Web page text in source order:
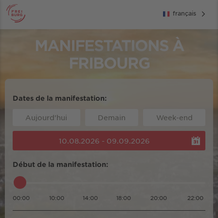
français
MANIFESTATIONS À
FRIBOURG
Dates de la manifestation:
Aujourd'hui Demain Week-end
10.08.2026 - 09.09.2026
Début de la manifestation:
00:00 10:00 14:00 18:00 20:00 22:00